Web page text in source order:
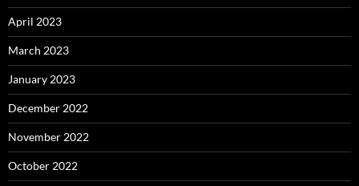
April 2023
March 2023
January 2023
December 2022
November 2022
October 2022